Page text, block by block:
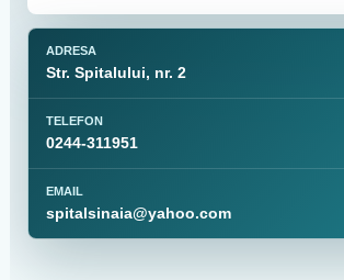
ADRESA
Str. Spitalului, nr. 2
TELEFON
0244-311951
EMAIL
spitalsinaia@yahoo.com